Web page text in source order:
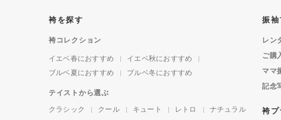
袴を探す
袴コレクション
イエベ春におすすめ
イエベ秋におすすめ
ブルベ夏におすすめ
ブルベ冬におすすめ
テイストから選ぶ
クラシック
クール キュート レトロ ナチュラル
振袖
レン
ご購
ママ
記念
袴プ